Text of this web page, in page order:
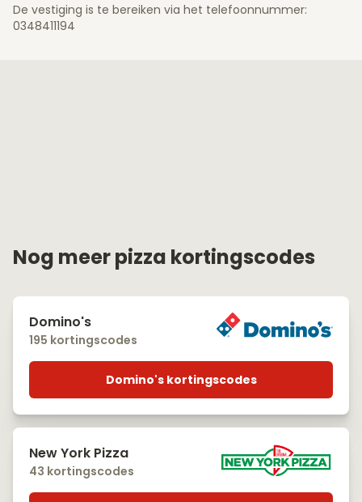
De vestiging is te bereiken via het telefoonnummer:
0348411194
Nog meer pizza kortingscodes
Domino's
195 kortingscodes
Domino's kortingscodes
New York Pizza
43 kortingscodes